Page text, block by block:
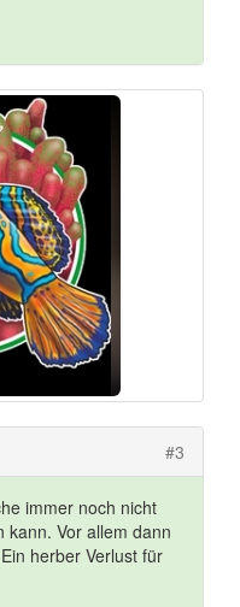
#3
immer noch nicht
kann. Vor allem dann
herber Verlust für